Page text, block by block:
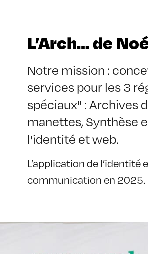
L’Arch… de
Notre mission :
services pour les 3
spéciaux" : Archives
manettes, Synthèse
l'identité et web.
L’application de
communication en 2025.